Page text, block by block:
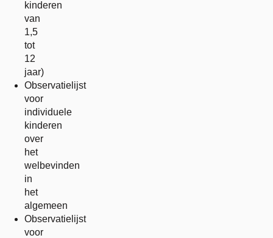
kinderen
van
1,5
tot
12
jaar)
Observatielijst
voor
individuele
kinderen
over
het
welbevinden
in
het
algemeen
Observatielijst
voor